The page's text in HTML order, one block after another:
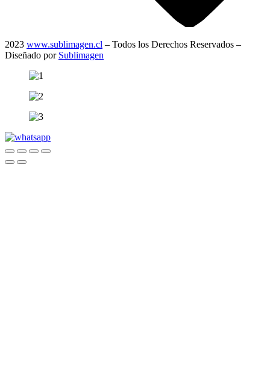
2023 www.sublimagen.cl – Todos los Derechos Reservados –
Diseñado por Sublimagen